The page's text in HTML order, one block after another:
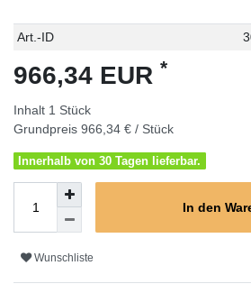
Technisches
Wert
Art.-ID
966,34 EUR *
Inhalt 1 Stück
Grundpreis 966,34 € / Stück
Innerhalb von 30 Tagen lieferbar.
In den
Wunschliste